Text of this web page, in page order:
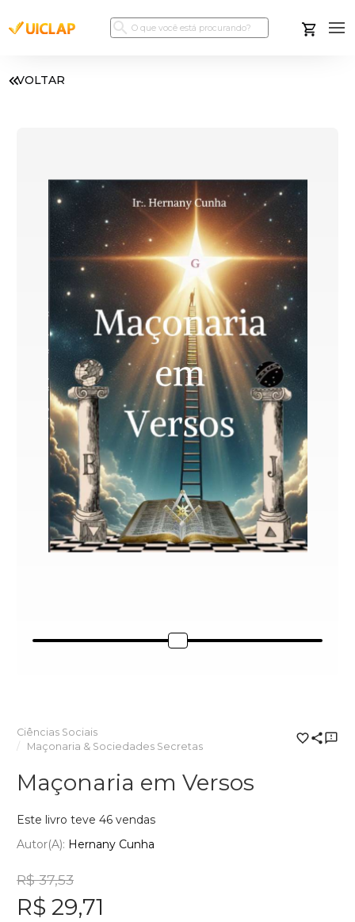
VOLTAR
Ciências Sociais
Maçonaria & Sociedades Secretas
Maçonaria em Versos
Este livro teve 46 vendas
Autor(a): Hernany Cunha
R$ 37,53
R$ 29,71